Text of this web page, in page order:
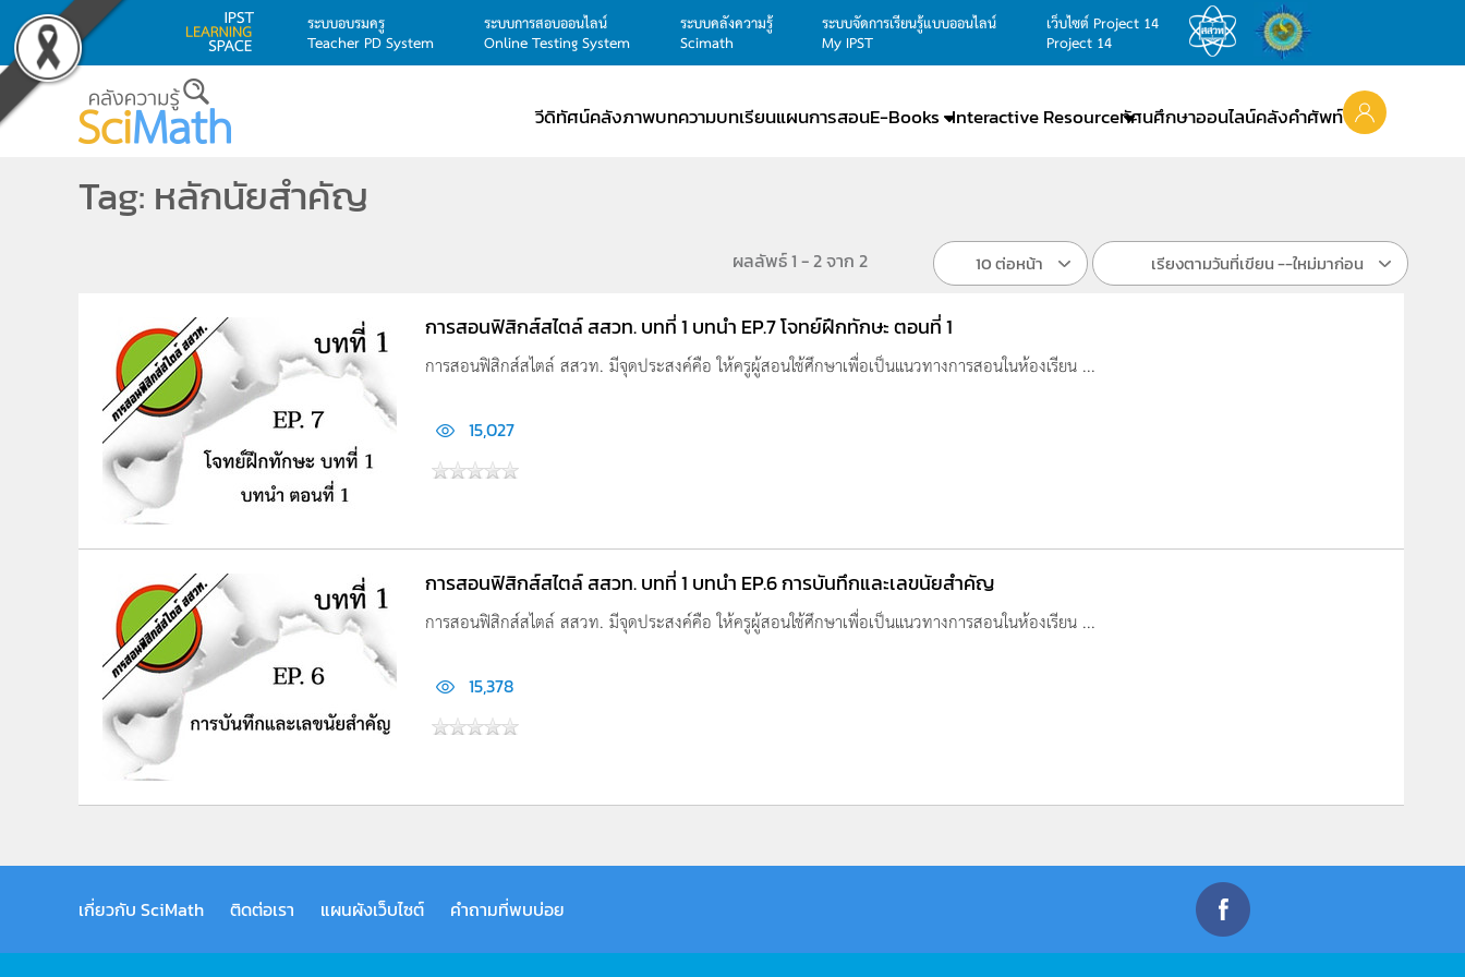
Skip to main content
ระบบอบรมครู
Teacher PD System
ระบบการสอบออนไลน์
Online Testing System
ระบบคลังความรู้
Scimath
ระบบจัดการเรียนรู้แบบออนไลน์
My IPST
เว็บไซต์ Project 14
Project 14
วีดิทัศน์คลังภาพบทความบทเรียนแผนการสอนE-Books Interactive Resourceทัศนศึกษาออนไลน์คลังคำศัพท์
Tag: หลักนัยสำคัญ
ผลลัพธ์ 1 - 2 จาก 2 10 ต่อหน้า เรียงตามวันที่เขียน --ใหม่มาก่อน
การสอนฟิสิกส์สไตล์ สสวท. บทที่ 1 บทนำ EP.7 โจทย์ฝึกทักษะ ตอนที่ 1
การสอนฟิสิกส์สไตล์ สสวท. มีจุดประสงค์คือ ให้ครูผู้สอนใช้ศึกษาเพื่อเป็นแนวทางการสอนในห้องเรียน ...
15,027
การสอนฟิสิกส์สไตล์ สสวท. บทที่ 1 บทนำ EP.6 การบันทึกและเลขนัยสำคัญ
การสอนฟิสิกส์สไตล์ สสวท. มีจุดประสงค์คือ ให้ครูผู้สอนใช้ศึกษาเพื่อเป็นแนวทางการสอนในห้องเรียน ...
15,378
เกี่ยวกับ SciMath ติดต่อเรา แผนผังเว็บไซต์ คำถามที่พบบ่อย